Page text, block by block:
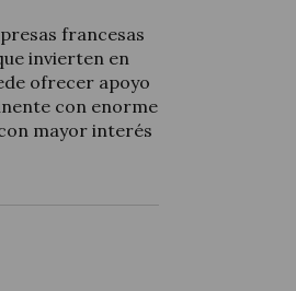
francesas
invierten en
ofrecer apoyo
con enorme
mayor interés